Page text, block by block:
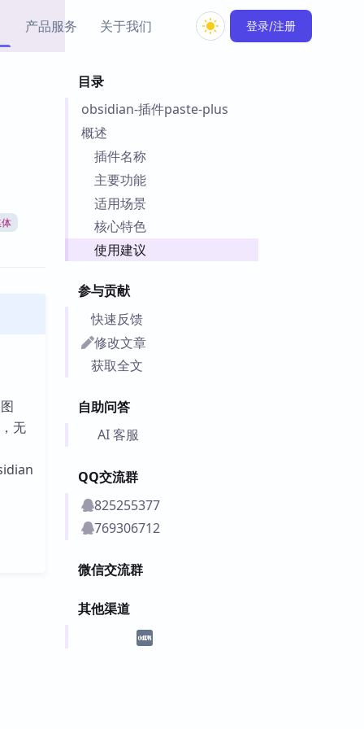
产品服务
Obsidian 教程
关于我们 登录/注册
目录
obsidian-插件paste-plus
概述
插件名称
主要功能
适用场景
核心特色
使用建议
参与贡献
快速反馈
修改文章
获取全文
自助问答
AI 客服
QQ交流群
825255377
769306712
微信交流群
其他渠道
体
无